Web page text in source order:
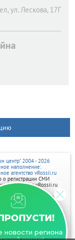
ул. Лескова, 17Г
новости региона
центр" 2004 - 2026
наполнение:
агентство vRossii.ru
о регистрации СМИ
агентства vRossii.ru
04 марта
Нарыков А. Н.
размещаются на
"Умный маркетинг"
70-40,